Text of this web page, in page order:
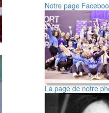
Notre page
La page de notre